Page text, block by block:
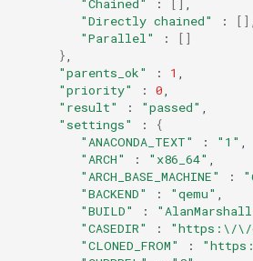
"Chained"
: []
"Directly chained"
: []
"Parallel"
:
[]
}
"parents_ok"
: 1
"priority"
: 0
"result"
: "passed"
"settings"
:
{
"ANACONDA_TEXT"
: "1"
"ARCH"
: "x86_64"
"ARCH_BASE_MACHINE"
:
"BACKEND"
: "qemu"
"BUILD"
:
"CASEDIR"
:
"https:\/\/
"CLONED_FROM"
: